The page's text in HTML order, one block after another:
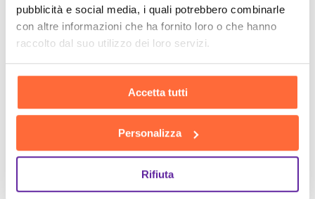
pubblicità e social media, i quali potrebbero combinarle
con altre informazioni che ha fornito loro o che hanno
raccolto dal suo utilizzo dei loro servizi.
Accetta tutti
Personalizza
Rifiuta